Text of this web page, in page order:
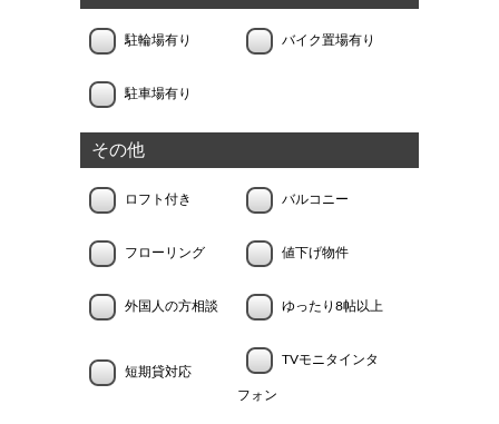
駐輪場有り バイク置場有り
駐車場有り
その他
ロフト付き バルコニー
フローリング 値下げ物件
外国人の方相談 ゆったり8帖以上
短期貸対応
TVモニタインタ
フォン